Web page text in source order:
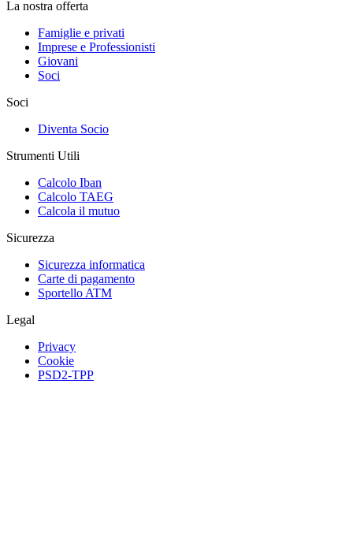
La nostra offerta
Famiglie e privati
Imprese e Professionisti
Giovani
Soci
Soci
Diventa Socio
Strumenti Utili
Calcolo Iban
Calcolo TAEG
Calcola il mutuo
Sicurezza
Sicurezza informatica
Carte di pagamento
Sportello ATM
Legal
Privacy
Cookie
PSD2-TPP